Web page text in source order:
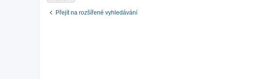
Přejít na rozšířené vyhledávání